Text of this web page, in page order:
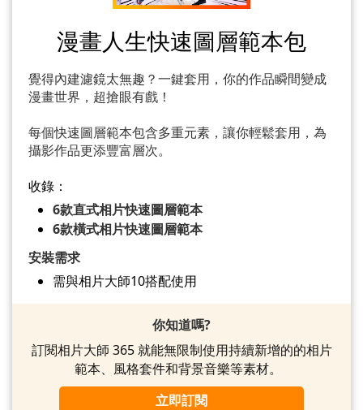
漫畫人生快速圖層範本包
覺得內建濾鏡太無趣？一鍵套用，你的作品瞬間變成
漫畫世界，超搶眼有戲！
每個快速圖層範本包含多重元素，讓你輕鬆套用，為
攝影作品更添豐富層次。
收錄：
6款直式相片快速圖層範本
6款橫式相片快速圖層範本
安裝需求
需與相片大師10搭配使用
你知道嗎?
訂閱相片大師 365 就能無限制使用持續新增的的相片
範本、風格套件和背景音樂等素材。
立即訂閱